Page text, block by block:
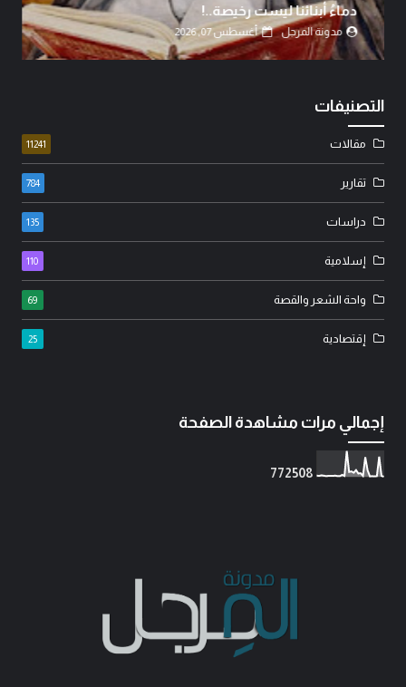
بعقول العلماء لا بغيرة ا...
مدونة المرجل أغسطس 07, 2026
التصنيفات
مقالات 11241
تقارير 784
دراسات 135
إسلامية 110
واحة الشعر والقصة 69
إقتصادية 25
إجمالي مرات مشاهدة الصفحة
772508